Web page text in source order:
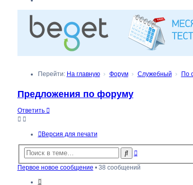
Перейти: На главную Форум Служебный По
Предложения по форуму
Ответить
Версия для печати
ПоискРасширенный
поиск
Первое новое сообщение • 38 сообщений
Пред.